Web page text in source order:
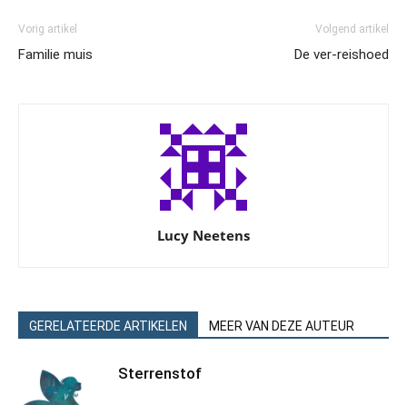
Vorig artikel
Familie muis
Volgend artikel
De ver-reishoed
Lucy Neetens
GERELATEERDE ARTIKELEN MEER VAN DEZE AUTEUR
Sterrenstof